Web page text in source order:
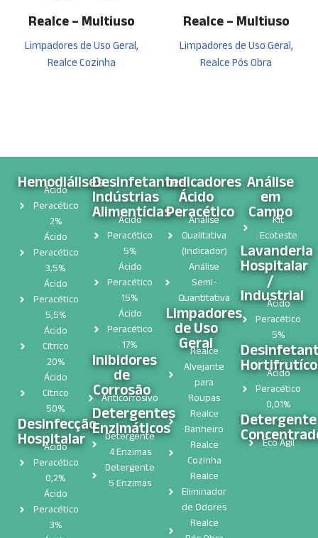
Realce – Multiuso
Limpadores de Uso Geral,
Realce Cozinha
Realce – Multiuso
Limpadores de Uso Geral,
Realce Pós Obra
Hemodiálises
Ácido
Peracético
2%
Ácido
Peracético
3,5%
Ácido
Peracético
5,5%
Ácido
Cítrico
20%
Ácido
Cítrico
50%
Desinfecção
Hospitalar​
Ácido
Peracético
0,2%
Ácido
Peracético
3%
Desinfetantes
Indústrias
Alimentícias
Ácido
Peracético
5%
Ácido
Peracético
15%
Ácido
Peracético
17%
Inibidores
de
Corrosão
Anticorrosivo
Detergentes
Enzimáticos
Detergente
4 Enzimas
Detergente
5 Enzimas
Indicadores
Ácido
Peracético
Análise
Qualitativa
(Indicador)
Análise
Semi-
Quantitativa
Limpadores
de Uso
Geral
Realce
Alvejante
para
Roupas
Realce
Banheiro
Realce
Cozinha
Realce
Eliminador
de Odores
Realce
Análise
em
Campo
Kit
Ecoteste
Lavanderia
Hospitalar
/
Industrial
Ácido
Peracético
5%
Ácido
Peracético
0,01%
Detergente
Eco Ágil